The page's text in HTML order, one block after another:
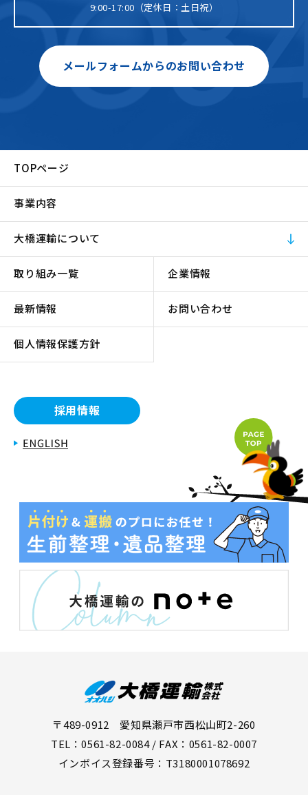
9:00-17:00（定休日：土日祝）
メールフォームからのお問い合わせ
TOPページ
事業内容
大橋運輸について
取り組み一覧 企業情報
最新情報 お問い合わせ
個人情報保護方針
採用情報
〒489-0912 愛知県瀬戸市西松山町2-260
TEL：0561-82-0084 / FAX：0561-82-0007
インボイス登録番号：T3180001078692